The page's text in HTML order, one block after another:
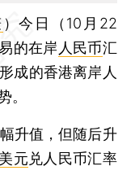
）今日（10月22
的在岸 人民币汇
成的香港离岸人
。
升值，但随后升
美元 兑人民币汇率